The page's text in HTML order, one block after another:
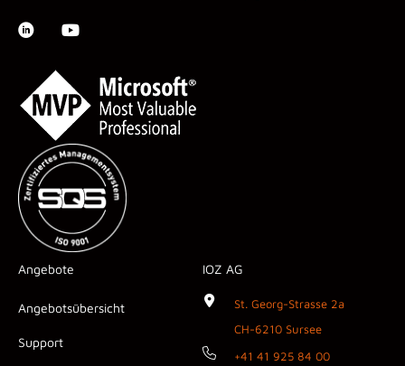
Angebote
Angebotsübersicht
Support
IOZ AG
St. Georg-Strasse 2a
CH-6210 Sursee
+41 41 925 84 00